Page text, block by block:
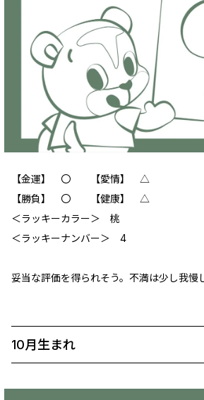
【金運】 〇 【愛情】 △
【勝負】 〇 【健康】 △
＜ラッキーカラー＞ 桃
＜ラッキーナンバー＞ 4
妥当な評価を得られそう。不満は少し我慢
10月生まれ